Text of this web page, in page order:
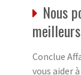
Nous
Conclue
vous aider